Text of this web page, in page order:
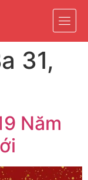
31,
Năm